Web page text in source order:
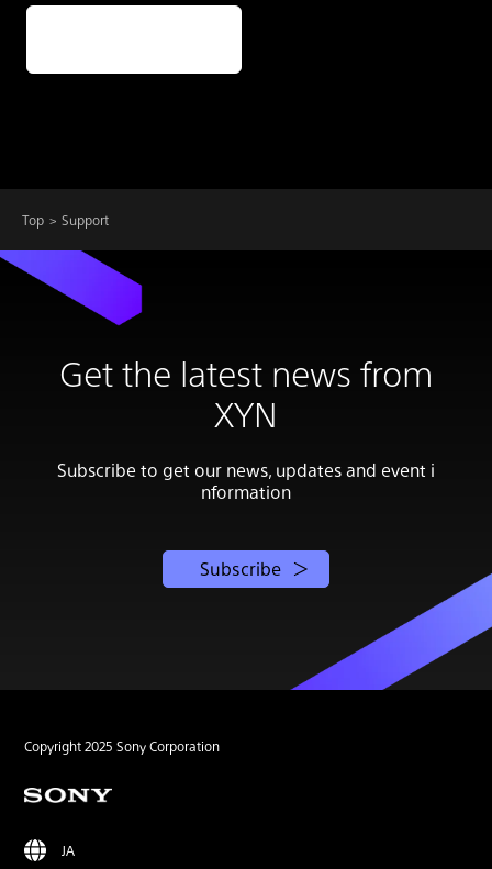
Top Support
Get the latest news from
XYN
Subscribe to get our news, updates and event i
nformation
Subscribe
Copyright 2025 Sony Corporation
JA